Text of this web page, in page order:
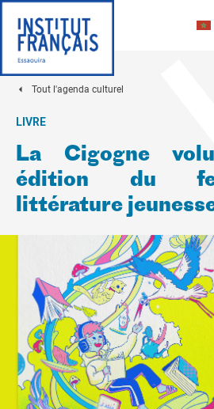
Tout l'agenda culturel
LIVRE
La Cigogne
édition du
littérature